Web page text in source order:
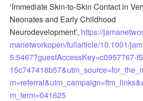
‘Immediate Skin-to-Skin Contact in
Neonates and Early Childhood
Neurodevelopment’, https://
manetworkopen/fullarticle/10.1001/
5.5467?guestAccessKey=c0957767-
m_term=041625